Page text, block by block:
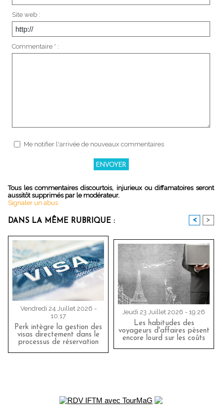
Site web :
Commentaire * :
Me notifier l'arrivée de nouveaux commentaires
Tous les commentaires discourtois, injurieux ou diffamatoires seront
aussitôt supprimés par le modérateur.
Signaler un abus
DANS LA MÊME RUBRIQUE : < >
Vendredi 24 Juillet 2026 -
10:17
Perk intègre la gestion des
visas directement dans le
processus de réservation
Jeudi 23 Juillet 2026 - 19:26
Les habitudes des
voyageurs d'affaires pèsent
encore lourd sur les coûts